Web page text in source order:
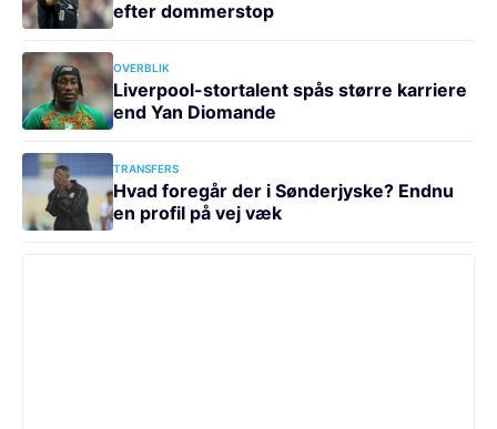
efter dommerstop
OVERBLIK
Liverpool-stortalent spås større karriere
end Yan Diomande
TRANSFERS
Hvad foregår der i Sønderjyske? Endnu
en profil på vej væk